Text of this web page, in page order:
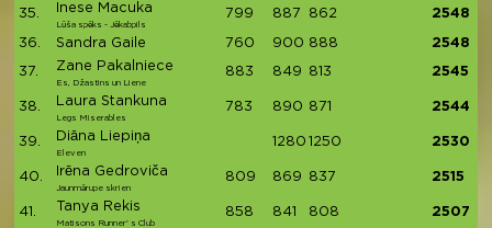
35. Inese Macuka
Lūša spēks - Jēkabpils
799 887 862 2548
36. Sandra Gaile 760 900 888 2548
37. Zane Pakalniece
Es, Džastins un Liene
883 849 813 2545
38. Laura Stankuna
Legs Miserables
783 890 871 2544
39. Diāna Liepiņa
Eleven
1280 1250 2530
40. Irēna Gedroviča
Jaunmārupe skrien
809 869 837 2515
41. Tanya Rekis
Matisons Runner' s Club
858 841 808 2507